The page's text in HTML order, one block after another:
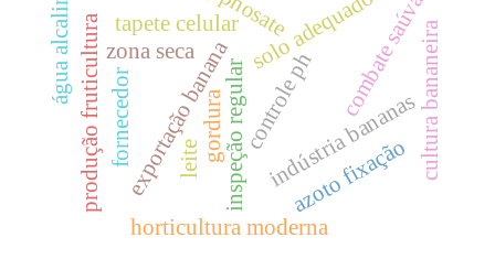
zona seca
inspeção regularcontrole ph
horticultura moderna
produção fruticultura indústria bananas
exportação banana
solo adequado cultura bananeira
combate saúva
azoto fixação
fornecedor gordura
leite
água alcalina tapete celular